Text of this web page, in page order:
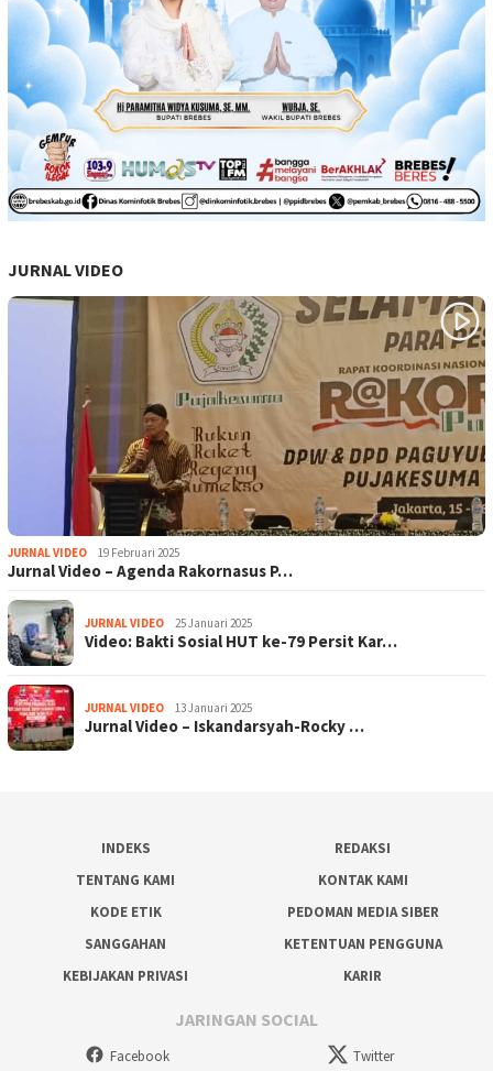
JURNAL VIDEO
JURNAL VIDEO 19 Februari 2025
Jurnal Video – Agenda Rakornasus P…
JURNAL VIDEO 25 Januari 2025
Video: Bakti Sosial HUT ke-79 Persit Kar…
JURNAL VIDEO 13 Januari 2025
Jurnal Video – Iskandarsyah-Rocky …
INDEKS
REDAKSI
TENTANG KAMI
KONTAK KAMI
KODE ETIK
PEDOMAN MEDIA SIBER
SANGGAHAN
KETENTUAN PENGGUNA
KEBIJAKAN PRIVASI
KARIR
JARINGAN SOCIAL
Facebook Twitter